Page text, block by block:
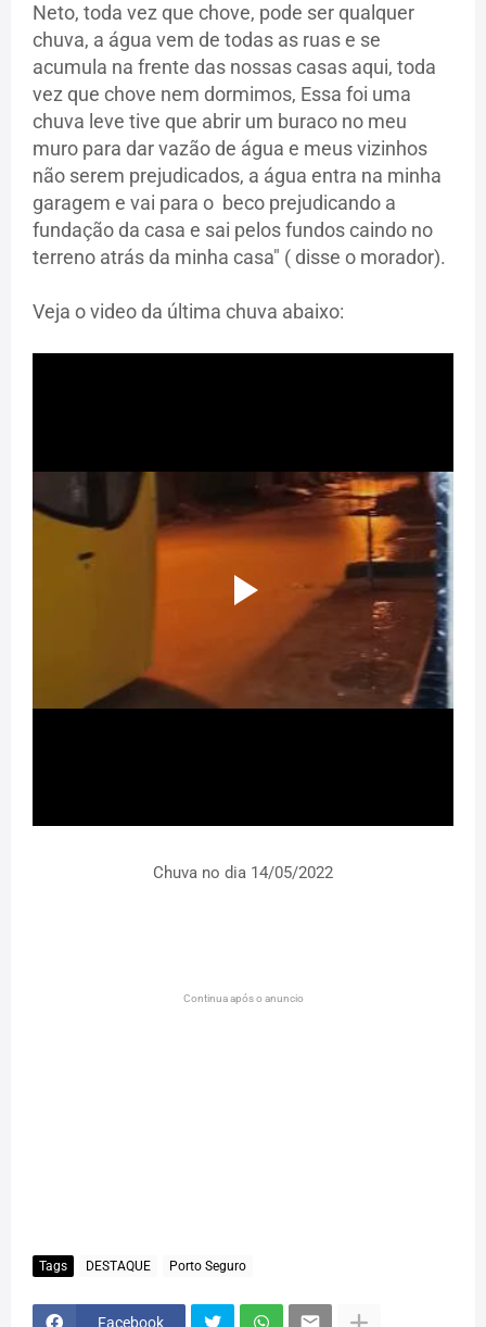
Neto, toda vez que chove, pode ser qualquer
chuva, a água vem de todas as ruas e se
acumula na frente das nossas casas aqui, toda
vez que chove nem dormimos, Essa foi uma
chuva leve tive que abrir um buraco no meu
muro para dar vazão de água e meus vizinhos
não serem prejudicados, a água entra na minha
garagem e vai para o beco prejudicando a
fundação da casa e sai pelos fundos caindo no
terreno atrás da minha casa" ( disse o morador).
Veja o video da última chuva abaixo:
Chuva no dia 14/05/2022
Continua após o anuncio
Tags DESTAQUE Porto Seguro
Facebook